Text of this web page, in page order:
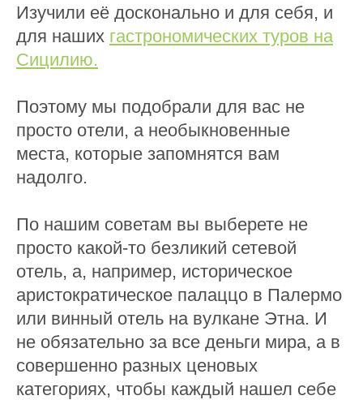
Изучили её досконально и для себя, и
для наших гастрономических туров на
Сицилию.
Поэтому мы подобрали для вас не
просто отели, а необыкновенные
места, которые запомнятся вам
надолго.
По нашим советам вы выберете не
просто какой-то безликий сетевой
отель, а, например, историческое
аристократическое палаццо в Палермо
или винный отель на вулкане Этна. И
не обязательно за все деньги мира, а в
совершенно разных ценовых
категориях, чтобы каждый нашел себе